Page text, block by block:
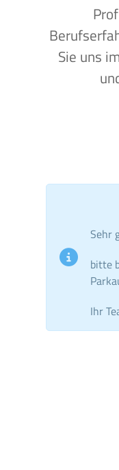
Sie uns
Sehr
bitte
Ihr